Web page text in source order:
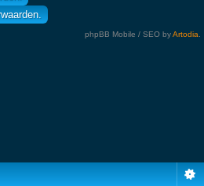
phpBB Mobile / SEO byArtodia